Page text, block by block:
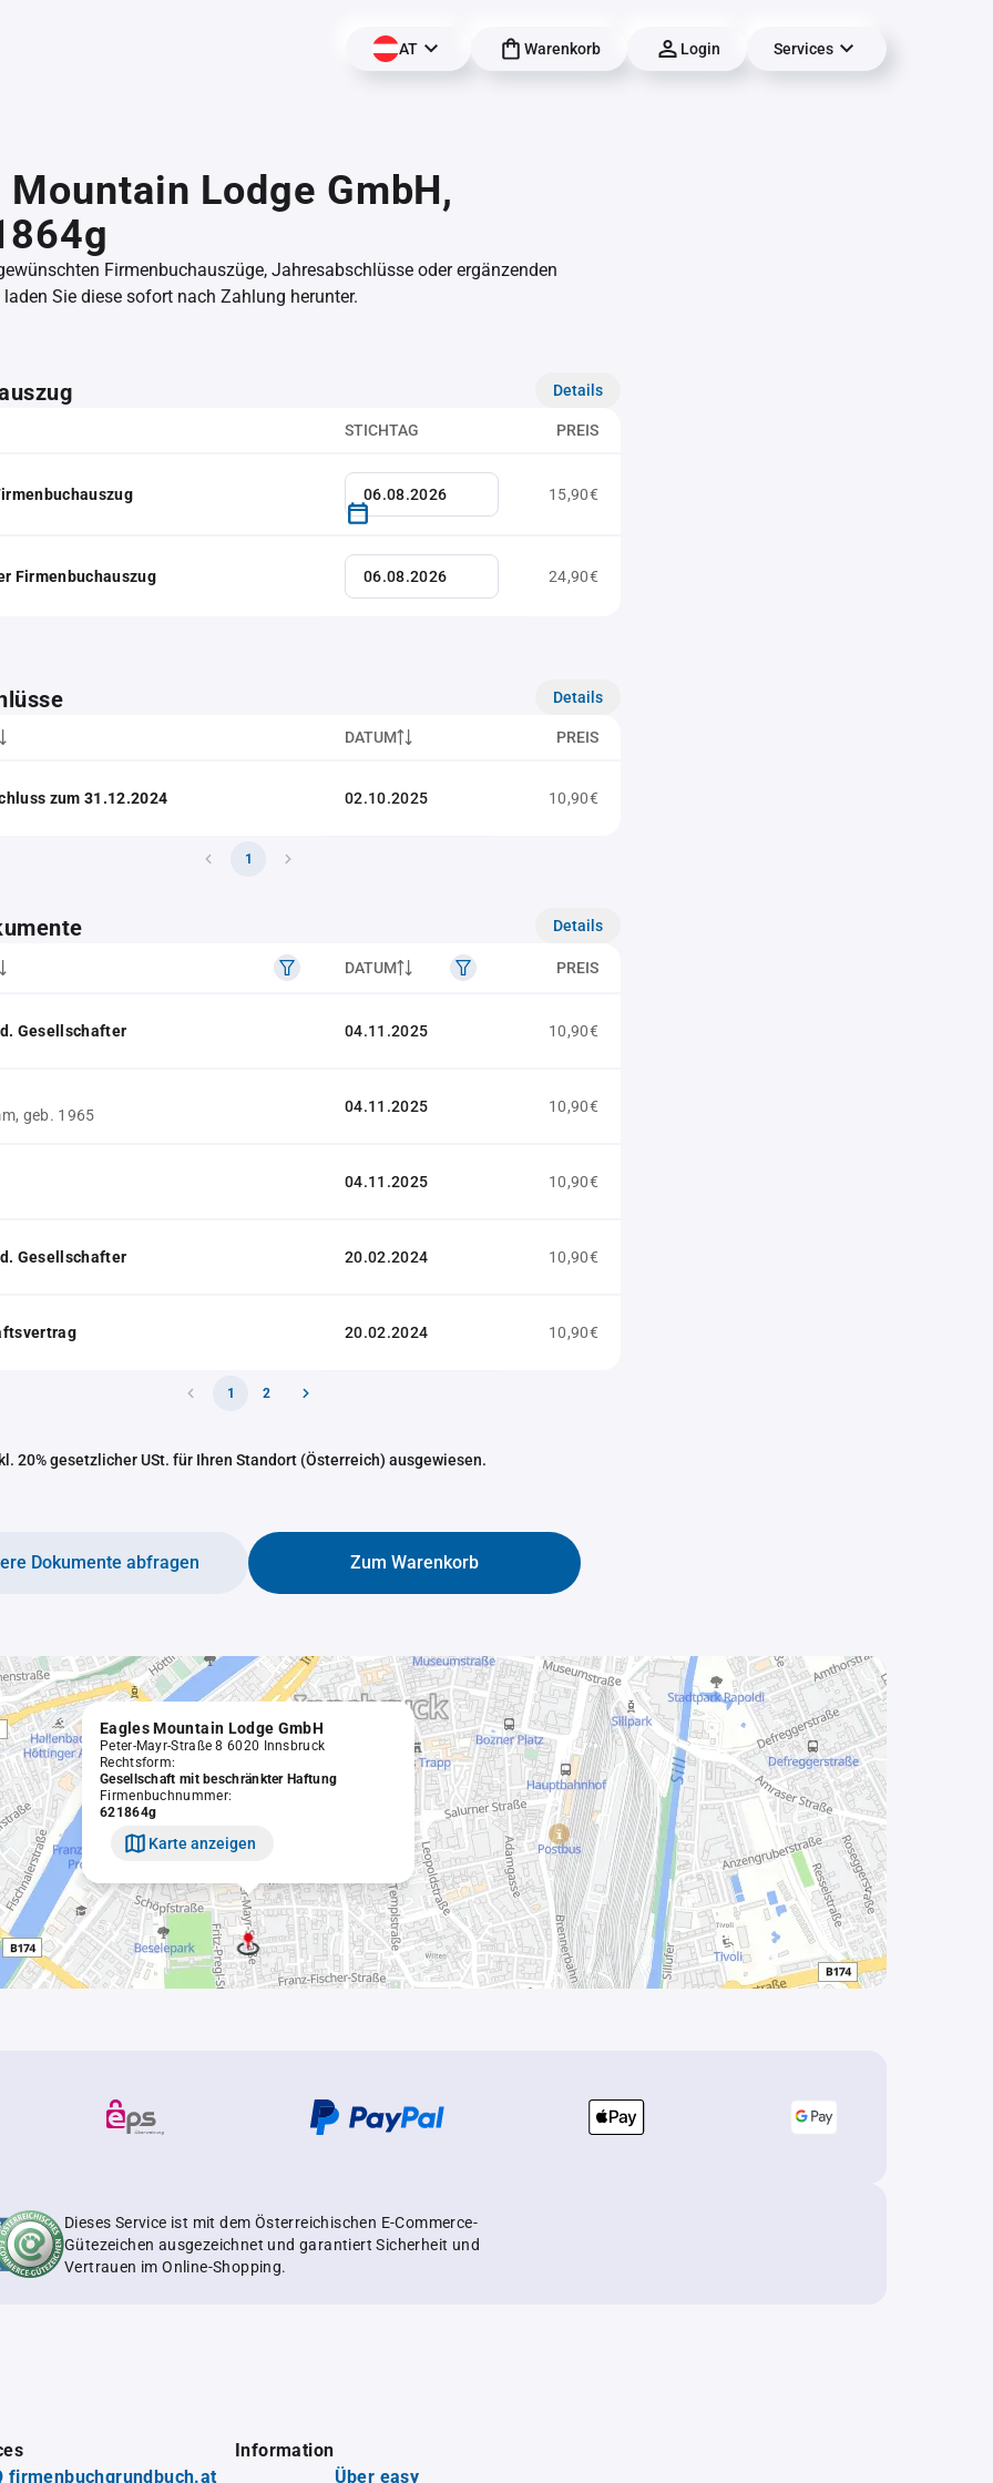
AT Warenkorb Login Services
Mountain Lodge GmbH,
Firmenbuchauszüge, Jahresabschlüsse oder ergänzenden
Sie diese sofort nach Zahlung herunter.
Details
STICHTAG PREIS
15,90€
Firmenbuchauszug 24,90€
Details
DATUM PREIS
zum 31.12.2024 02.10.2025 10,90€
1
Details
DATUM PREIS
Gesellschafter 04.11.2025 10,90€
geb. 1965 04.11.2025 10,90€
04.11.2025 10,90€
Gesellschafter 20.02.2024 10,90€
20.02.2024 10,90€
1 2
20% gesetzlicher USt. für Ihren Standort (Österreich) ausgewiesen.
Zum Warenkorb
Dokumente abfragen
Eagles Mountain Lodge GmbH
Peter-Mayr-Straße 8 6020 Innsbruck
Rechtsform:
Gesellschaft mit beschränkter Haftung
Firmenbuchnummer:
621864g
Karte anzeigen
Dieses Service ist mit dem Österreichischen E-Commerce-
Gütezeichen ausgezeichnet und garantiert Sicherheit und
Vertrauen im Online-Shopping.
firmenbuchgrundbuch.at
Information
Über easy